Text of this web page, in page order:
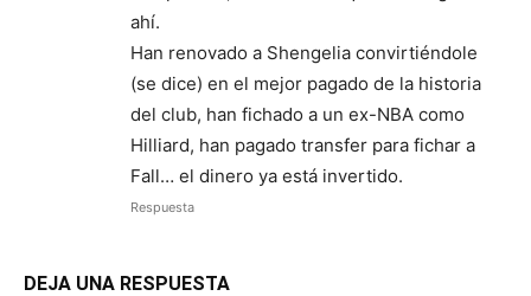
ahí.
Han renovado a Shengelia convirtiéndole
(se dice) en el mejor pagado de la historia
del club, han fichado a un ex-NBA como
Hilliard, han pagado transfer para fichar a
Fall… el dinero ya está invertido.
Respuesta
DEJA UNA RESPUESTA